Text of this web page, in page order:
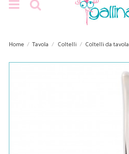
Home Tavola Coltelli Coltelli da tavola